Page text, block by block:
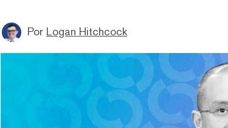
Por Logan Hitchcock